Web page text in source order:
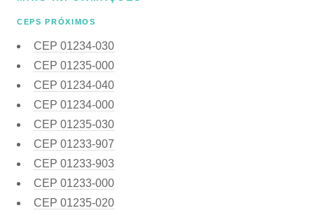
CEPS PRÓXIMOS
CEP 01234-030
CEP 01235-000
CEP 01234-040
CEP 01234-000
CEP 01235-030
CEP 01233-907
CEP 01233-903
CEP 01233-000
CEP 01235-020